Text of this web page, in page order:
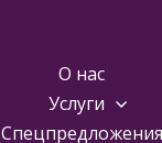
О нас
Услуги
Спецпредложения